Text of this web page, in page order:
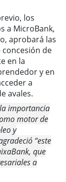
los
a MicroBank,
aprobará las
de
en la
y en
a
avales.
importancia
motor de
y
“este
que
a